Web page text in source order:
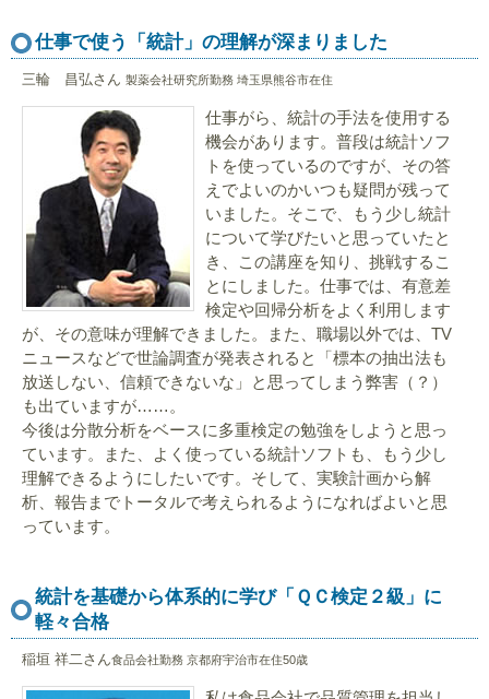
仕事で使う「統計」の理解が深まりました
三輪 昌弘さん 製薬会社研究所勤務 埼玉県熊谷市在住
仕事がら、統計の手法を使用する
機会があります。普段は統計ソフ
トを使っているのですが、その答
えでよいのかいつも疑問が残って
いました。そこで、もう少し統計
について学びたいと思っていたと
き、この講座を知り、挑戦するこ
とにしました。仕事では、有意差
検定や回帰分析をよく利用します
が、その意味が理解できました。また、職場以外では、TV
ニュースなどで世論調査が発表されると「標本の抽出法も
放送しない、信頼できないな」と思ってしまう弊害（？）
も出ていますが……。
今後は分散分析をベースに多重検定の勉強をしようと思っ
ています。また、よく使っている統計ソフトも、もう少し
理解できるようにしたいです。そして、実験計画から解
析、報告までトータルで考えられるようになればよいと思
っています。
統計を基礎から体系的に学び「ＱＣ検定２級」に
軽々合格
稲垣 祥二さん食品会社勤務 京都府宇治市在住50歳